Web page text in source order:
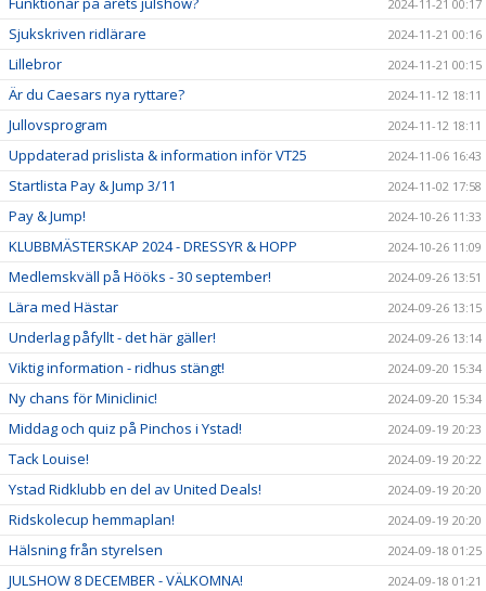
2024-11-21 00:17
Sjukskriven ridlärare 2024-11-21 00:16
Lillebror 2024-11-21 00:15
Är du Caesars nya ryttare? 2024-11-12 18:11
Jullovsprogram 2024-11-12 18:11
Uppdaterad prislista & information inför VT25 2024-11-06 16:43
Startlista Pay & Jump 3/11 2024-11-02 17:58
Pay & Jump! 2024-10-26 11:33
KLUBBMÄSTERSKAP 2024 - DRESSYR & HOPP 2024-10-26 11:09
Medlemskväll på Hööks - 30 september! 2024-09-26 13:51
Lära med Hästar 2024-09-26 13:15
Underlag påfyllt - det här gäller! 2024-09-26 13:14
Viktig information - ridhus stängt! 2024-09-20 15:34
Ny chans för Miniclinic! 2024-09-20 15:34
Middag och quiz på Pinchos i Ystad! 2024-09-19 20:23
Tack Louise! 2024-09-19 20:22
Ystad Ridklubb en del av United Deals! 2024-09-19 20:20
Ridskolecup hemmaplan! 2024-09-19 20:20
Hälsning från styrelsen 2024-09-18 01:25
JULSHOW 8 DECEMBER - VÄLKOMNA! 2024-09-18 01:21